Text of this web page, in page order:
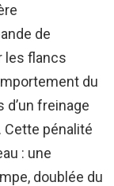
de
les flancs
du
freinage
Cette pénalité
: une
doublée du